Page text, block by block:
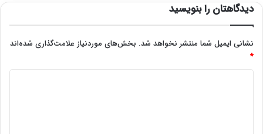
دیدگاهتان را بنویسید
نشانی ایمیل شما منتشر نخواهد شد. بخش‌های موردنیاز علامت‌گذاری شده‌اند
*